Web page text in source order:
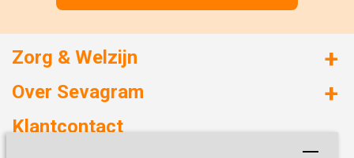
Zorg & Welzijn
Huizen met zorg
Over Sevagram
Duurzaamheid
Klantcontact